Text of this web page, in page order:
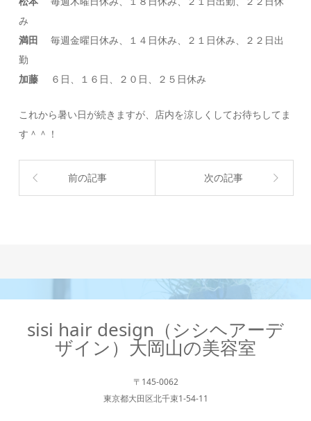
み
満田 毎週金曜日休み、１４日休み、２１日休み、２２日出
勤
加藤 ６日、１６日、２０日、２５日休み
これから暑い日が続きますが、店内を涼しくしてお待ちしてま
す＾＾！
前の記事 次の記事
sisi hair design（シシヘアーデ
ザイン）大岡山の美容室
〒145-0062
東京都大田区北千束1-54-11